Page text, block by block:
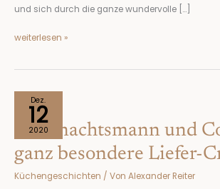
und sich durch die ganze wundervolle […]
weiterlesen »
Dez.
12
2020
Weihnachtsmann und
ganz besondere Liefer-
Küchengeschichten / Von Alexander Reiter
Weihnachtsmann
Co.-
ganz
besondere